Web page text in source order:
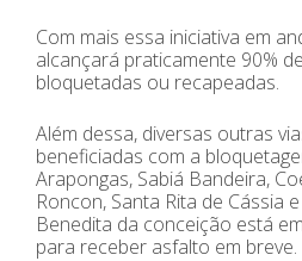
Com mais essa iniciativa em
alcançará praticamente 90%
bloquetadas ou recapeadas.
Além dessa, diversas outras
beneficiadas com a
Arapongas, Sabiá Bandeira,
Roncon, Santa Rita de Cássia
Benedita da conceição está
para receber asfalto em breve.